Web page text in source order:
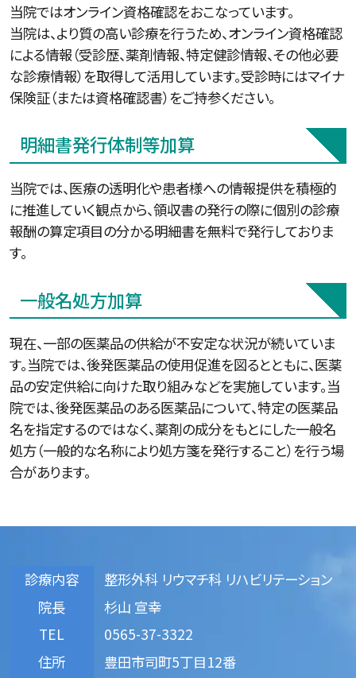
当院ではオンライン資格確認をおこなっています。
当院は、より質の高い診療を行うため、オンライン資格確認
による情報（受診歴、薬剤情報、特定健診情報、その他必要
な診療情報）を取得して活用しています。受診時にはマイナ
保険証（または資格確認書）をご持参ください。
明細書発行体制等加算
当院では、医療の透明化や患者様への情報提供を積極的
に推進していく観点から、領収書の発行の際に個別の診療
報酬の算定項目の分かる明細書を無料で発行しておりま
す。
一般名処方加算
現在、一部の医薬品の供給が不安定な状況が続いていま
す。当院では、後発医薬品の使用促進を図るとともに、医薬
品の安定供給に向けた取り組みなどを実施しています。当
院では、後発医薬品のある医薬品について、特定の医薬品
名を指定するのではなく、薬剤の成分をもとにした一般名
処方（一般的な名称により処方箋を発行すること）を行う場
合があります。
診療内容
整形外科 リウマチ科 リハビリテーション
院長
杉山 宣幸
TEL
0565-37-3322
住所
豊田市司町5丁目12番